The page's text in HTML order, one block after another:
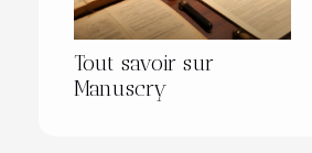
Tout savoir sur
Manuscry